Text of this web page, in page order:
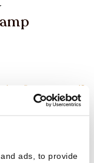
ads, to provide
geïnteresseerd?